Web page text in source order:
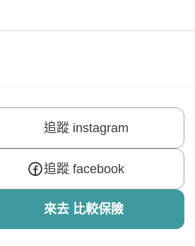
追蹤 instagram
追蹤 facebook
來去 比較保險